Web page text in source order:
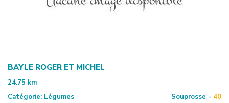
BAYLE ROGER ET MICHEL
24.75 km
Catégorie: Légumes Souprosse - 40